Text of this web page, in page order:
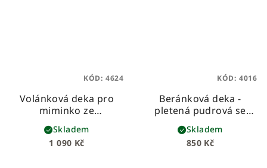
Volánková deka pro
miminko ze
sametového velvetu -
bílá
1 090 Kč
Skladem
KÓD: 4624
Beránková deka -
pletená pudrová se
vzorem
beránková deka z
pleteniny a hebkého
850 Kč
Skladem
KÓD: 4016